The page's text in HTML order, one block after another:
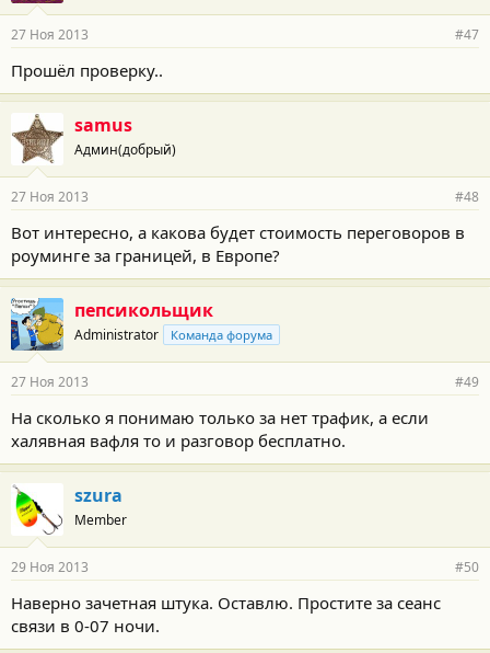
27 Ноя 2013 #47
Прошёл проверку..
samus
Админ(добрый)
27 Ноя 2013 #48
Вот интересно, а какова будет стоимость переговоров в
роуминге за границей, в Европе?
пепсикольщик
Administrator Команда форума
27 Ноя 2013 #49
На сколько я понимаю только за нет трафик, а если
халявная вафля то и разговор бесплатно.
szura
Member
29 Ноя 2013 #50
Наверно зачетная штука. Оставлю. Простите за сеанс
связи в 0-07 ночи.